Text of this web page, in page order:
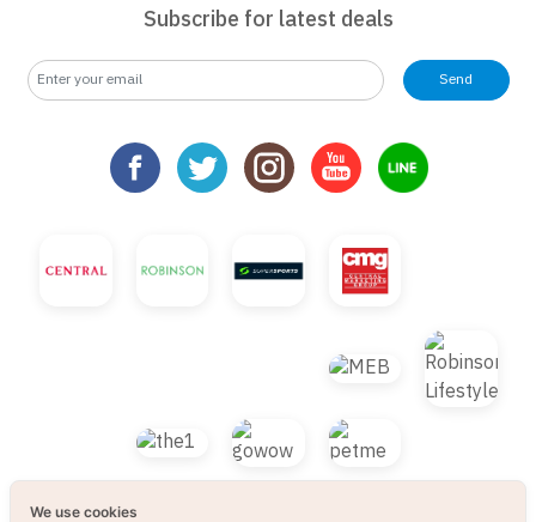
Subscribe for latest deals
Send
We use cookies